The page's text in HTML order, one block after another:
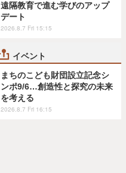
遠隔教育で進む学びのアップ
デート
2026.8.7 Fri 15:15
イベント
まちのこども財団設立記念シ
ンポ9/6…創造性と探究の未来
を考える
2026.8.7 Fri 16:15